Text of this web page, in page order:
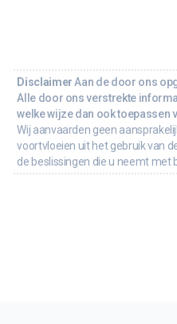
DisclaimerAan de door ons
Alle door ons verstrekte
welke wijze dan ook toepassen
Wij aanvaarden geen
voortvloeien uit het gebruik van
de beslissingen die u neemt met